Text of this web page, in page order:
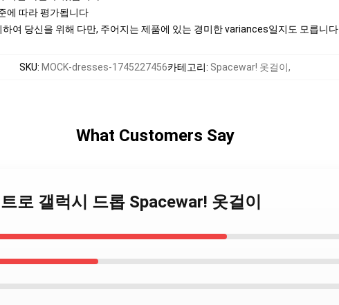
에 따라 평가됩니다
여 당신을 위해 다만, 주어지는 제품에 있는 경미한 variances일지도 모릅니다
SKU: MOCK-dresses-1745227456카테고리: Spacewar! 옷걸이,
What Customers Say
로 갤럭시 드롭 Spacewar! 옷걸이